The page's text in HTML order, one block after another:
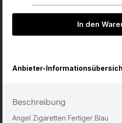
In den
Anbieter-
Beschreibung
Angel Zigaretten Fertiger Blau